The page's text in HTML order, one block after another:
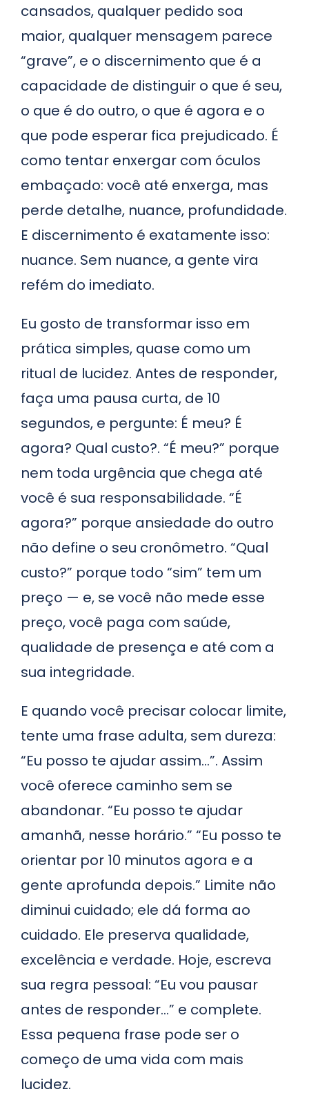
cansados, qualquer pedido soa
maior, qualquer mensagem parece
“grave”, e o discernimento que é a
capacidade de distinguir o que é seu,
o que é do outro, o que é agora e o
que pode esperar fica prejudicado. É
como tentar enxergar com óculos
embaçado: você até enxerga, mas
perde detalhe, nuance, profundidade.
E discernimento é exatamente isso:
nuance. Sem nuance, a gente vira
refém do imediato.
Eu gosto de transformar isso em
prática simples, quase como um
ritual de lucidez. Antes de responder,
faça uma pausa curta, de 10
segundos, e pergunte: É meu? É
agora? Qual custo?. “É meu?” porque
nem toda urgência que chega até
você é sua responsabilidade. “É
agora?” porque ansiedade do outro
não define o seu cronômetro. “Qual
custo?” porque todo “sim” tem um
preço — e, se você não mede esse
preço, você paga com saúde,
qualidade de presença e até com a
sua integridade.
E quando você precisar colocar limite,
tente uma frase adulta, sem dureza:
“Eu posso te ajudar assim…”. Assim
você oferece caminho sem se
abandonar. “Eu posso te ajudar
amanhã, nesse horário.” “Eu posso te
orientar por 10 minutos agora e a
gente aprofunda depois.” Limite não
diminui cuidado; ele dá forma ao
cuidado. Ele preserva qualidade,
excelência e verdade. Hoje, escreva
sua regra pessoal: “Eu vou pausar
antes de responder…” e complete.
Essa pequena frase pode ser o
começo de uma vida com mais
lucidez.